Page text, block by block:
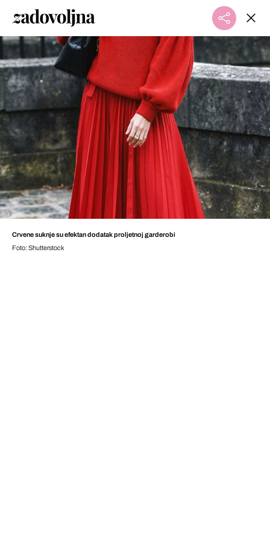
Crvene suknje su efektan dodatak proljetnoj garderobi
Foto: Shutterstock